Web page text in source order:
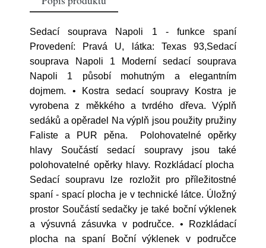
Sedací souprava Napoli 1 - funkce spaní
Provedení: Pravá U, látka: Texas 93,Sedací
souprava Napoli 1 Moderní sedací souprava
Napoli 1 působí mohutným a elegantním
dojmem. • Kostra sedací soupravy Kostra je
vyrobena z měkkého a tvrdého dřeva. Výplň
sedáků a opěradel Na výplň jsou použity pružiny
Faliste a PUR pěna. Polohovatelné opěrky
hlavy Součástí sedací soupravy jsou také
polohovatelné opěrky hlavy. Rozkládací plocha
Sedací soupravu lze rozložit pro příležitostné
spaní - spací plocha je v technické látce. Úložný
prostor Součástí sedačky je také boční výklenek
a výsuvná zásuvka v područce. • Rozkládací
plocha na spaní Boční výklenek v područce